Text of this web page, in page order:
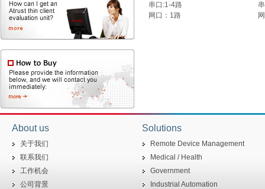
串口:1-4路
网口：1路
About us
关于我们
联系我们
工作机会
公司背景
Solutions
Remote Device Management
Medical / Health
Government
Industrial Automation